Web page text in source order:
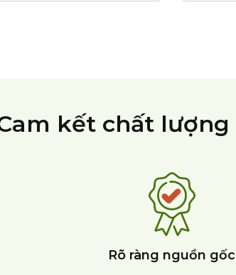
kết chất lượng
Rõ ràng nguồn gốc